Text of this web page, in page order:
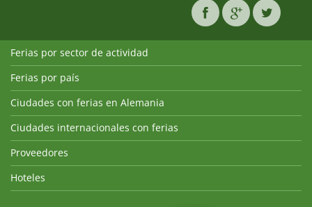
Ferias por sector de actividad
Ferias por país
Ciudades con ferias en Alemania
Ciudades internacionales con ferias
Proveedores
Hoteles